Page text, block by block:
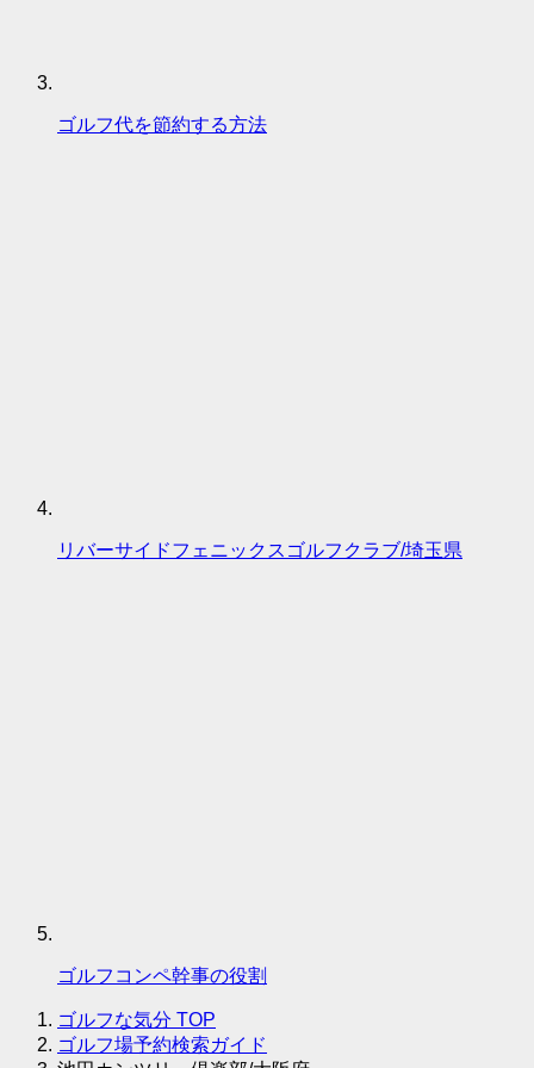
ゴルフ代を節約する方法
リバーサイドフェニックスゴルフクラブ/埼玉県
ゴルフコンペ幹事の役割
ゴルフな気分 TOP
ゴルフ場予約検索ガイド